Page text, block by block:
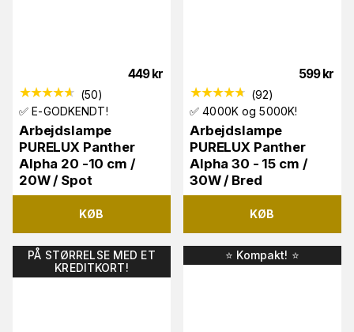
449 kr
(50)
✅ E-GODKENDT!
Arbejdslampe
PURELUX Panther
Alpha 20 -10 cm /
20W / Spot
KØB
599 kr
(92)
✅ 4000K og 5000K!
Arbejdslampe
PURELUX Panther
Alpha 30 - 15 cm /
30W / Bred
KØB
PÅ STØRRELSE MED ET
KREDITKORT!
⭐️ Kompakt! ⭐️